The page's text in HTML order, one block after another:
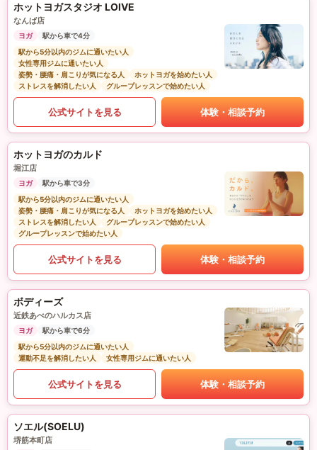
ホットヨガスタジオ LOIVE
なんば店
ヨガ
駅から車で4分
駅から5分以内のジムに通いたい人
女性専用ジムに通いたい人
姿勢・腰痛・肩こりが気になる人
ホットヨガを始めたい人
ストレスを解消したい人
グループレッスンで始めたい人
公式サイトを見る 体験・相談予約
ホットヨガのカルド
堀江店
ヨガ
駅から車で3分
駅から5分以内のジムに通いたい人
姿勢・腰痛・肩こりが気になる人
ホットヨガを始めたい人
ストレスを解消したい人
グループレッスンで始めたい人
グループレッスンで始めたい人
公式サイトを見る 体験・相談予約
ボディーズ
近鉄あべのハルカス店
ヨガ
駅から車で6分
駅から5分以内のジムに通いたい人
運動不足を解消したい人
女性専用ジムに通いたい人
公式サイトを見る 体験・相談予約
ソエル(SOELU)
堺筋本町店